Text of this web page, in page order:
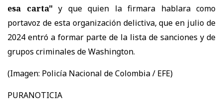
esa carta" y que quien la firmara hablara como
portavoz de esta organización delictiva, que en julio de
2024 entró a formar parte de la lista de sanciones y de
grupos criminales de Washington.
(Imagen: Policía Nacional de Colombia / EFE)
PURANOTICIA